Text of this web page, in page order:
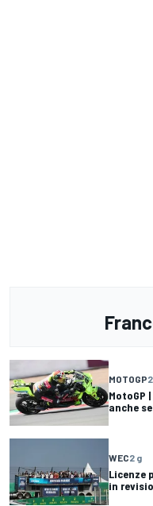
MOTOGP
MotoGP
anche
WEC2 g
Licenze
in